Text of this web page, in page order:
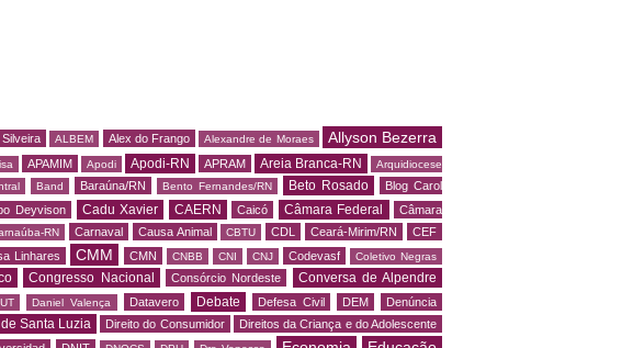
Silveira ALBEM Alex do Frango Alexandre de Moraes
Allyson Bezerra
APAMIM Apodi Apodi-RN APRAM Areia Branca-RN
Arquidiocese
Band Baraúna/RN Bento Fernandes/RN Beto Rosado
Blog Carol
Deyvison Cadu Xavier CAERN Caicó Câmara Federal
Câmara
RN Carnaval Causa Animal CBTU CDL Ceará-Mirim/RN CEF
Linhares CMM CMN CNBB CNI CNJ Codevasf Coletivo Negras
Congresso Nacional Consórcio Nordeste Conversa de Alpendre
Daniel Valença Datavero Debate Defesa Civil DEM Denúncia
Santa Luzia Direito do Consumidor Direitos da Criança e do Adolescente